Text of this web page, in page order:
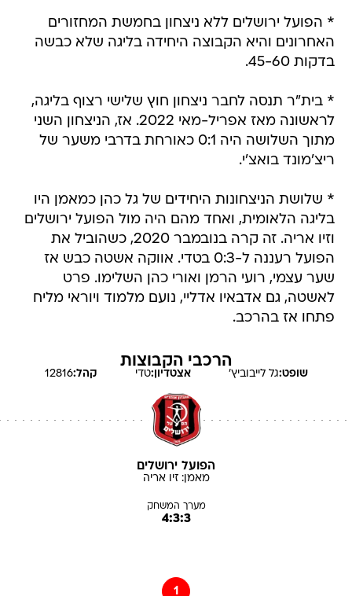
* הפועל ירושלים ללא ניצחון בחמשת המחזורים
האחרונים והיא הקבוצה היחידה בליגה שלא כבשה
בדקות 45-60.
* בית"ר תנסה לחבר ניצחון חוץ שלישי רצוף בליגה,
לראשונה מאז אפריל-מאי 2022. אז, הניצחון השני
מתוך השלושה היה 0:1 כאורחת בדרבי משער של
ריצ'מונד בואצ'י.
* שלושת הניצחונות היחידים של גל כהן כמאמן היו
בליגה הלאומית, ואחד מהם היה מול הפועל ירושלים
וזיו אריה. זה קרה בנובמבר 2020, כשהוביל את
הפועל רעננה ל-0:3 בטדי. אווקה אשטה כבש אז
שער עצמי, רועי הרמן ואורי כהן השלימו. פרט
לאשטה, גם אדבאיו אדליי, נועם מלמוד ויוראי מליח
פתחו אז בהרכב.
הרכבי הקבוצות
שופט:גל לייבוביץ' אצטדיון:טדי קהל:12816
הפועל ירושלים
מאמן:זיו אריה
מערך המשחק
4:3:3
1